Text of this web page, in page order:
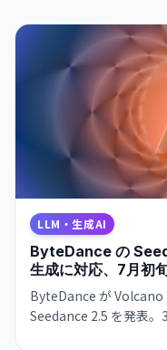
LLM・生成AI
ByteDance の
生成に対応、7月初
ByteDance が Volcano
Seedance 2.5 を発表